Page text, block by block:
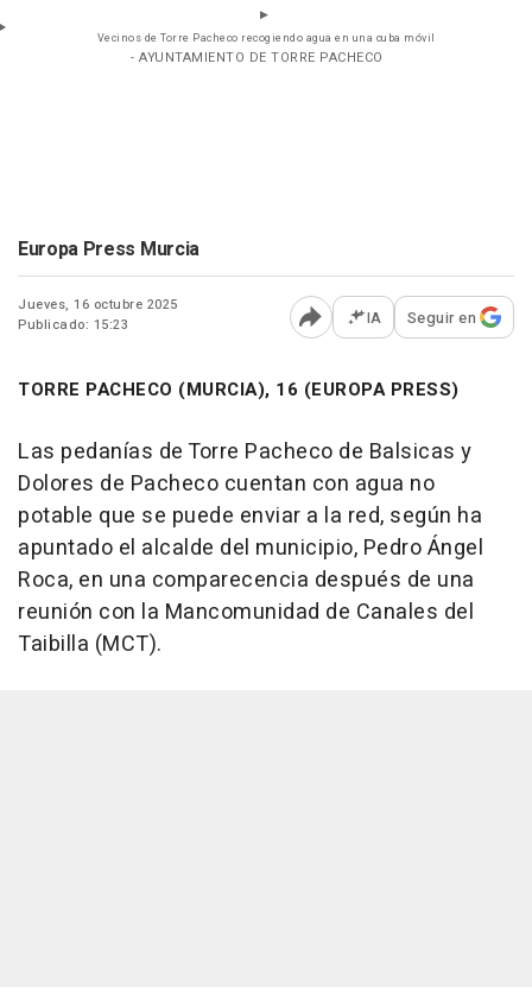
Vecinos de Torre Pacheco recogiendo agua en una cuba móvil
- AYUNTAMIENTO DE TORRE PACHECO
Europa Press Murcia
Jueves, 16 octubre 2025
Publicado: 15:23
Abrir opciones para
IA Seguir en
TORRE PACHECO (MURCIA), 16 (EUROPA PRESS)
Las pedanías de Torre Pacheco de Balsicas y
Dolores de Pacheco cuentan con agua no
potable que se puede enviar a la red, según ha
apuntado el alcalde del municipio, Pedro Ángel
Roca, en una comparecencia después de una
reunión con la Mancomunidad de Canales del
Taibilla (MCT).